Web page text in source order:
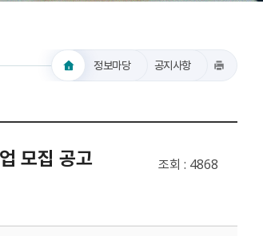
정보마당 공지사항
모집 공고 조회 4868